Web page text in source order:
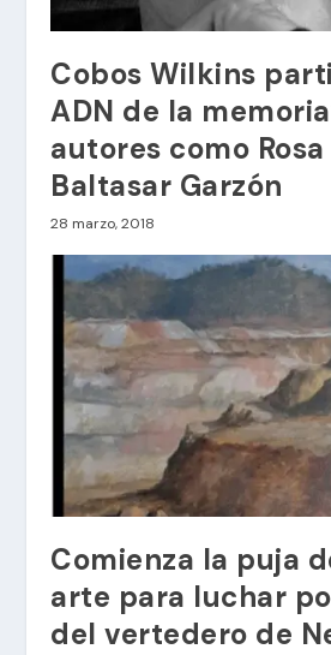
Cobos Wilkins
ADN de la
autores como Rosa
Baltasar Garzón
28 marzo, 2018
Comienza la puja
arte para luchar
del vertedero de